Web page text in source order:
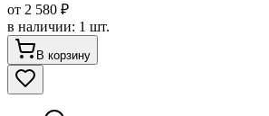
от 2 580 ₽
в наличии: 1 шт.
В корзину